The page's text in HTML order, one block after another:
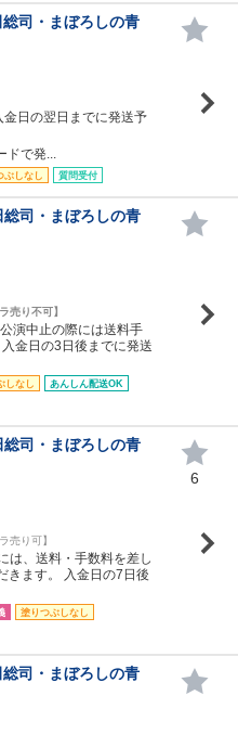
司・まぼろしの青
日の翌日までに発送予
ドで発...
ぶしなし 質問受付
司・まぼろしの青
ラ売り不可】
演中止の際には送料手
金日の3日後までに発送
しなし
あんしん配送OK
司・まぼろしの青
売り可】
、送料・手数料を差し
きます。 入金日の7日後
塗りつぶしなし
6
司・まぼろしの青